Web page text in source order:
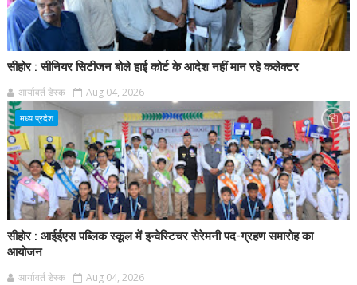
सीहोर : सीनियर सिटीजन बोले हाई कोर्ट के आदेश नहीं मान रहे कलेक्टर
आर्यावर्त डेस्क Aug 04, 2026
मध्य प्रदेश
सीहोर : आईईएस पब्लिक स्कूल में इन्वेस्टिचर सेरेमनी पद-ग्रहण समारोह का
आयोजन
आर्यावर्त डेस्क Aug 04, 2026